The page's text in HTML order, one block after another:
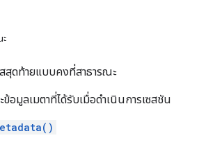
สุดท้ายแบบคงที่สาธารณะ
ข้อมูลเมตาที่ได้รับเมื่อดำเนินการเซสชัน